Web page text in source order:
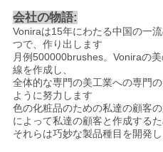
会社の物語:
Voniraは15年にわたる中国の一
つで、作り出します
月例500000brushes。Voniraの
線を作成し、
全体的な専門の美工業への専門
ように努力します
色の化粧品のための私達の顧客
によって私達の顧客と作成する
それらは巧妙な製品種目を開発し